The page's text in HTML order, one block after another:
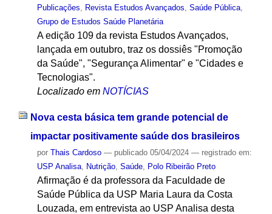
Publicações, Revista Estudos Avançados, Saúde Pública,
Grupo de Estudos Saúde Planetária
A edição 109 da revista Estudos Avançados,
lançada em outubro, traz os dossiês "Promoção
da Saúde", "Segurança Alimentar" e "Cidades e
Tecnologias".
Localizado em NOTÍCIAS
Nova cesta básica tem grande potencial de
impactar positivamente saúde dos brasileiros
por Thais Cardoso — publicado05/04/2024 — registrado em:
USP Analisa, Nutrição, Saúde, Polo Ribeirão Preto
Afirmação é da professora da Faculdade de
Saúde Pública da USP Maria Laura da Costa
Louzada, em entrevista ao USP Analisa desta